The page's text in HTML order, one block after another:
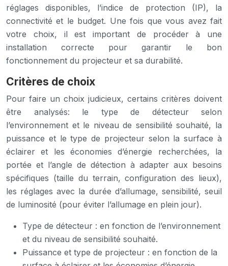
réglages disponibles, l’indice de protection (IP), la
connectivité et le budget. Une fois que vous avez fait
votre choix, il est important de procéder à une
installation correcte pour garantir le bon
fonctionnement du projecteur et sa durabilité.
Critères de choix
Pour faire un choix judicieux, certains critères doivent
être analysés: le type de détecteur selon
l’environnement et le niveau de sensibilité souhaité, la
puissance et le type de projecteur selon la surface à
éclairer et les économies d’énergie recherchées, la
portée et l’angle de détection à adapter aux besoins
spécifiques (taille du terrain, configuration des lieux),
les réglages avec la durée d’allumage, sensibilité, seuil
de luminosité (pour éviter l’allumage en plein jour).
Type de détecteur : en fonction de l’environnement
et du niveau de sensibilité souhaité.
Puissance et type de projecteur : en fonction de la